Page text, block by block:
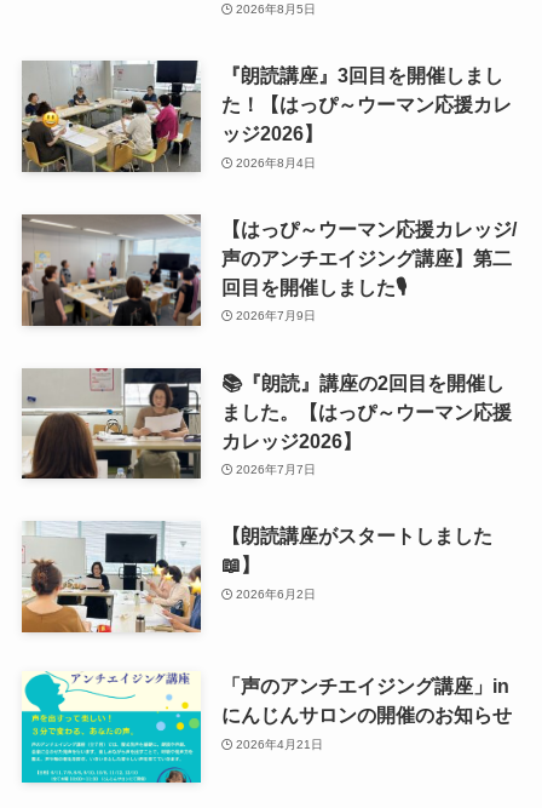
2026年8月5日
『朗読講座』3回目を開催しまし
た！【はっぴ～ウーマン応援カレ
ッジ2026】
2026年8月4日
【はっぴ～ウーマン応援カレッジ/
声のアンチエイジング講座】第二
回目を開催しました🎙
2026年7月9日
📚『朗読』講座の2回目を開催し
ました。【はっぴ～ウーマン応援
カレッジ2026】
2026年7月7日
【朗読講座がスタートしました
📖】
2026年6月2日
「声のアンチエイジング講座」in
にんじんサロンの開催のお知らせ
2026年4月21日